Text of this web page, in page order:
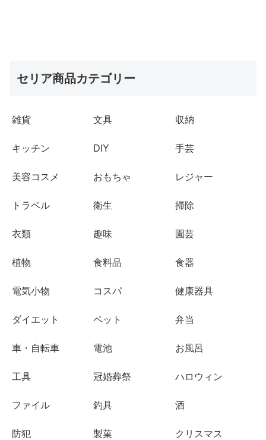
セリア商品カテゴリー
雑貨 文具 収納
キッチン DIY 手芸
美容コスメ おもちゃ レジャー
トラベル 衛生 掃除
衣類 趣味 園芸
植物 食料品 食器
電気小物 コスパ 健康器具
ダイエット ペット 弁当
車・自転車 電池 お風呂
工具 冠婚葬祭 ハロウィン
ファイル 釣具 酒
防犯 製菓 クリスマス